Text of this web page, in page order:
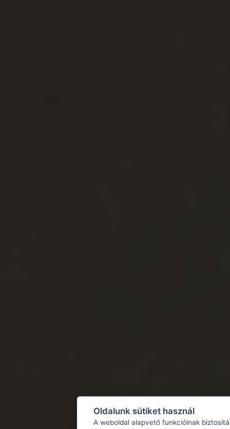
Oldalunk sütiket használ
A weboldal alapvető funkcióinak